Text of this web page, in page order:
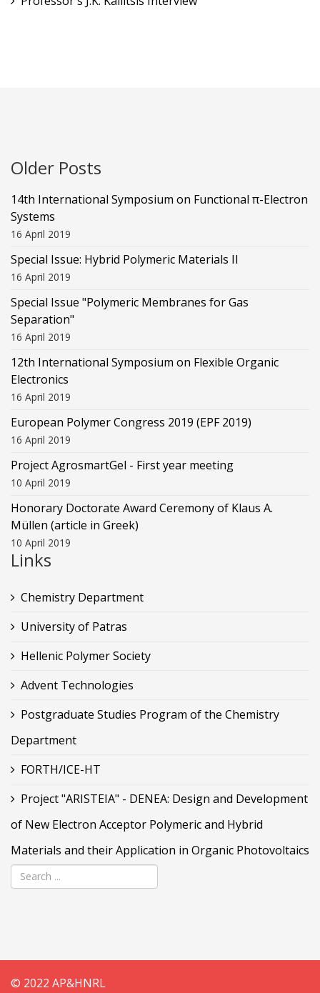
Older Posts
14th International Symposium on Functional π-Electron
Systems
16 April 2019
Special Issue: Hybrid Polymeric Materials II
16 April 2019
Special Issue "Polymeric Membranes for Gas
Separation"
16 April 2019
12th International Symposium on Flexible Organic
Electronics
16 April 2019
European Polymer Congress 2019 (EPF 2019)
16 April 2019
Project AgrosmartGel - First year meeting
10 April 2019
Honorary Doctorate Award Ceremony of Klaus Α.
Müllen (article in Greek)
10 April 2019
Links
Chemistry Department
University of Patras
Hellenic Polymer Society
Advent Technologies
Postgraduate Studies Program of the Chemistry
Department
FORTH/ICE-HT
Project "ARISTEIA" - DENEA: Design and Development
of New Electron Acceptor Polymeric and Hybrid
Materials and their Application in Organic Photovoltaics
© 2022 AP&HNRL